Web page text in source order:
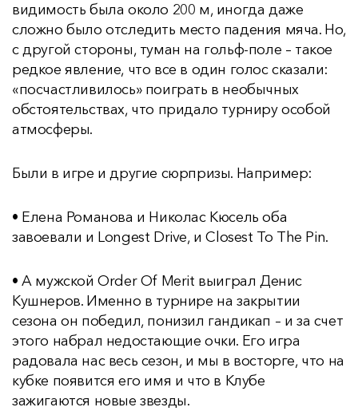
видимость была около 200 м, иногда даже
сложно было отследить место падения мяча. Но,
с другой стороны, туман на гольф-поле – такое
редкое явление, что все в один голос сказали:
«посчастливилось» поиграть в необычных
обстоятельствах, что придало турниру особой
атмосферы.
Были в игре и другие сюрпризы. Например:
• Елена Романова и Николас Кюсель оба
завоевали и Longest Drive, и Closest To The Pin.
• А мужской Order Of Merit выиграл Денис
Кушнеров. Именно в турнире на закрытии
сезона он победил, понизил гандикап – и за счет
этого набрал недостающие очки. Его игра
радовала нас весь сезон, и мы в восторге, что на
кубке появится его имя и что в Клубе
зажигаются новые звезды.